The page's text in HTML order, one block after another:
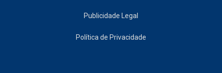
Publicidade Legal
Política de Privacidade